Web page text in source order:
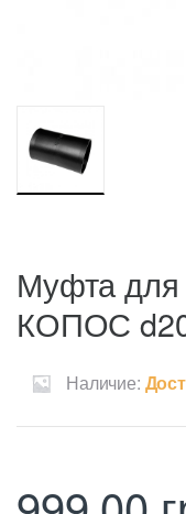
Муфта для
КОПОС
Наличие: